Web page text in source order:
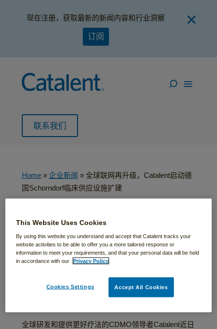
现在注册，获取最新的新闻内容和行业洞察
订阅
联系我们
Home» 企业新闻 » 全球联网再升级，Catalent启动德
国Schorndorf临床供应设施扩建
全球联网再升级，
Catalent启动德国
Schorndorf临床供
应设施扩建
全球研发和提供更好疗法的CDMO领导者Catalent近日
This Website Uses Cookies
By using this website you understand and accept that Catalent tracks your
website activities to be able to offer you a more tailored response or
information to meet your requirements, and that your personal data will be held
in accordance with our
Privacy Policy
Cookies Settings Accept All Cookies